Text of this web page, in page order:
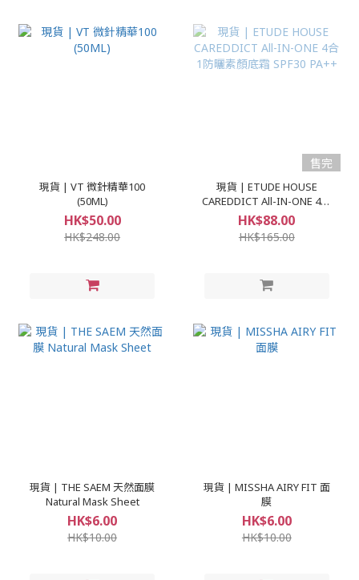
現貨 | VT 微針精華100
(50ML)
HK$50.00
HK$248.00
售完
現貨 | ETUDE HOUSE
CAREDDICT All-IN-ONE 4合
1防曬素顏底霜 SPF30 PA++
HK$88.00
HK$165.00
現貨 | THE SAEM 天然面膜
Natural Mask Sheet
HK$6.00
HK$10.00
現貨 | MISSHA AIRY FIT 面
膜
HK$6.00
HK$10.00